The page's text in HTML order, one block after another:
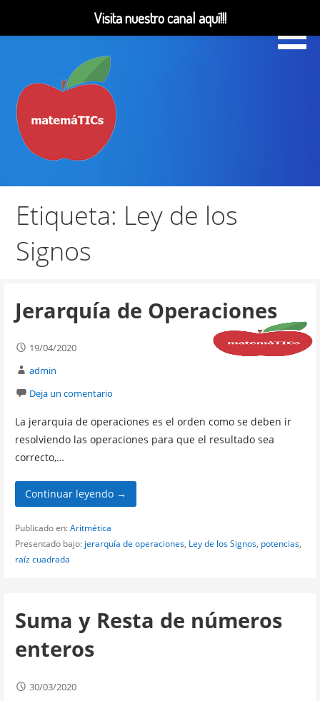
contenido
MatemáTICs
Etiqueta: Ley de los
Signos
Jerarquía de Operaciones
19/04/2020
admin
Deja un comentario
La jerarquia de operaciones es el orden como se deben ir
resolviendo las operaciones para que el resultado sea
correcto,…
Continuar leyendo →
Publicado en:Aritmética
Presentado bajo: jerarquía de operaciones, Ley de los Signos, potencias,
raíz cuadrada
Suma y Resta de números
enteros
30/03/2020
Visita nuestro canal aquí!!!